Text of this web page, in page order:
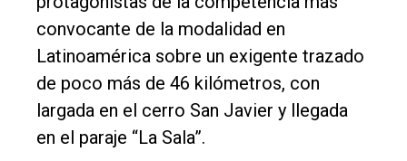
Edición
Empresa
Nosotros
Contacto
convocante de la modalidad en
Latinoamérica sobre un exigente trazado
de poco más de 46 kilómetros, con
largada en el cerro San Javier y llegada
en el paraje “La Sala”.